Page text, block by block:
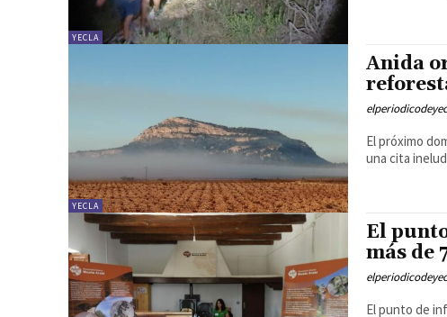
YECLA
YECLA
Anida
El próximo
una cita
El
más de
El punto de